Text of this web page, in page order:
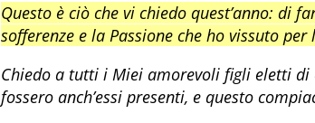
Questo è ciò che vi chiedo quest’anno: di
sofferenze e la Passione che ho vissuto
Chiedo a tutti i Miei amorevoli figli eletti di
fossero anch’essi presenti, e questo